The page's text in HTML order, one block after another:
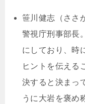
笹川健志（ささ
警視庁刑事部長
にしており、時
ヒントを伝える
決すると決まっ
うに大岩を褒め